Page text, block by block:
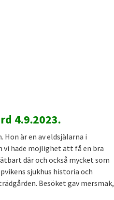
4.9.2023.
Hon är en av eldsjälarna i
vi hade möjlighet att få en bra
där och också mycket som
sjukhus historia och
Besöket gav mersmak,